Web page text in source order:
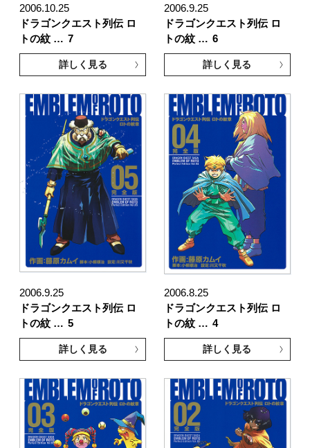
2006.10.25
ドラゴンクエスト列伝 ロ
トの紋 … 7
詳しく見る
2006.9.25
ドラゴンクエスト列伝 ロ
トの紋 … 6
詳しく見る
2006.9.25
ドラゴンクエスト列伝 ロ
トの紋 … 5
詳しく見る
2006.8.25
ドラゴンクエスト列伝 ロ
トの紋 … 4
詳しく見る